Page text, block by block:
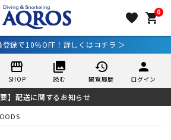
favorite 0
shopping_cart
録で10％OFF！詳しくはコチラ ＞
storefront
SHOP
collections
読む
history
閲覧履歴
person
ログイン
要】配送に関するお知らせ